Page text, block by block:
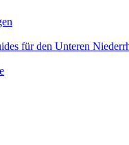
für den Unteren